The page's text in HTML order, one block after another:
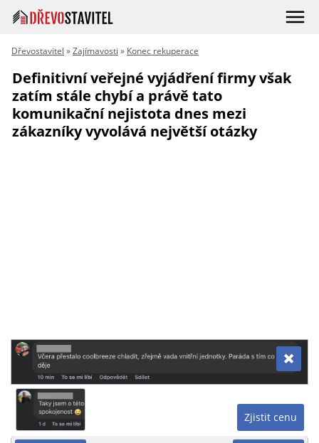
Dřevostavitel »Zajímavosti » Konec rekuperace
Definitivní veřejné vyjádření firmy však
zatím stále chybí a právě tato
komunikační nejistota dnes mezi
zákazníky vyvolává největší otázky
Zjistit cenu